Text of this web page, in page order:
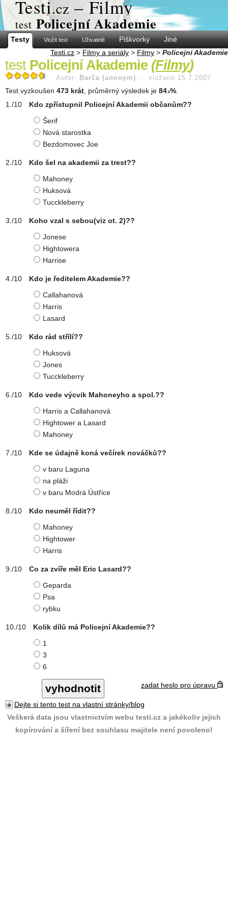
Testi.cz – Filmy
test Policejní Akademie
Testy Vložit test Uživatelé Piškvorky
Jiné
Testi.cz > Filmy a seriály > Filmy > Policejní Akademie
test Policejní Akademie (Filmy)
Autor: Barča (anonym ) ... vloženo 15.7.2007
Test vyzkoušen 473 krát , průměrný výsledek je 84 .8%
Kdo zpřístupnil Policejní Akademii občanům??
Šerif
Nová starostka
Bezdomovec Joe
Kdo šel na akademii za trest??
Mahoney
Huksová
Tucckleberry
Koho vzal s sebou(viz ot. 2)??
Jonese
Hightowera
Harrise
Kdo je ředitelem Akademie??
Callahanová
Harris
Lasard
Kdo rád střílí??
Huksová
Jones
Tucckleberry
Kdo vede výcvik Mahoneyho a spol.??
Harris a Callahanová
Hightower a Lasard
Mahoney
Kde se údajně koná večírek nováčků??
v baru Laguna
na pláži
v baru Modrá Ústřice
Kdo neuměl řídit??
Mahoney
Hightower
Harris
Co za zvíře měl Eric Lasard??
Geparda
Psa
rybku
Kolik dílů má Policejní Akademie??
1
3
6
zadat heslo pro úpravu
Dejte si tento test na vlastní stránky/blog
Veškerá data jsou vlastnictvím webu testi.cz a jakékoliv jejich
kopírování a šíření bez souhlasu majitele není povoleno!